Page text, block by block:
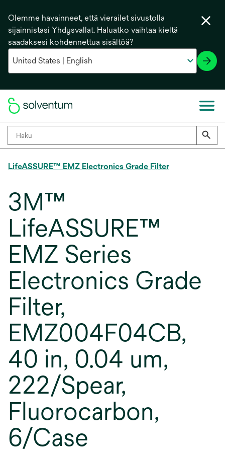
Olemme havainneet, että vierailet sivustolla
sijainnistasi Yhdysvallat. Haluatko vaihtaa kieltä
saadaksesi kohdennettua sisältöä?
LifeASSURE™ EMZ Electronics Grade Filter
3M™
LifeASSURE™
EMZ Series
Electronics Grade
Filter,
EMZ004F04CB,
40 in, 0.04 um,
222/Spear,
Fluorocarbon,
6/Case